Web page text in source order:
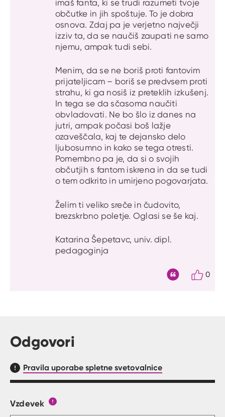
imaš fanta, ki se trudi razumeti tvoje
občutke in jih spoštuje. To je dobra
osnova. Zdaj pa je verjetno največji
izziv ta, da se naučiš zaupati ne samo
njemu, ampak tudi sebi.
Menim, da se ne boriš proti fantovim
prijateljicam – boriš se predvsem proti
strahu, ki ga nosiš iz preteklih izkušenj.
In tega se da sčasoma naučiti
obvladovati. Ne bo šlo iz danes na
jutri, ampak počasi boš lažje
ozaveščala, kaj te dejansko delo
ljubosumno in kako se tega otresti.
Pomembno pa je, da si o svojih
občutjih s fantom iskrena in da se tudi
o tem odkrito in umirjeno pogovarjata.
Želim ti veliko sreče in čudovito,
brezskrbno poletje. Oglasi se še kaj.
Katarina Šepetavc, univ. dipl.
pedagoginja
0
Odgovori
Pravila uporabe spletne svetovalnice
Obrazec, kjer lahko zastaviš vprašanje
Vzdevek